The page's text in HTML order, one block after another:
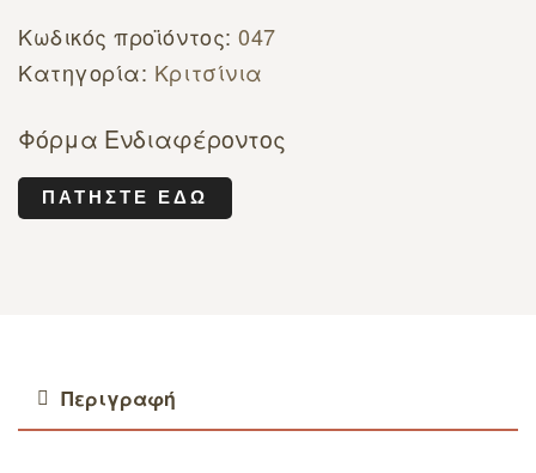
Κωδικός προϊόντος:047
Κατηγορία: Κριτσίνια
Φόρμα Ενδιαφέροντος
ΠΑΤΉΣΤΕ ΕΔΏ
Περιγραφή